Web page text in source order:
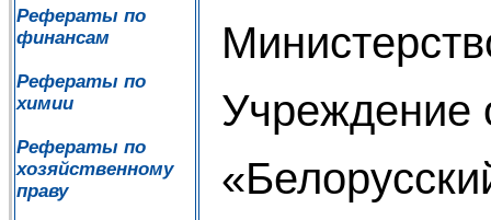
Рефераты по
финансам
Рефераты по
химии
Рефераты по
хозяйственному
праву
Учреждение